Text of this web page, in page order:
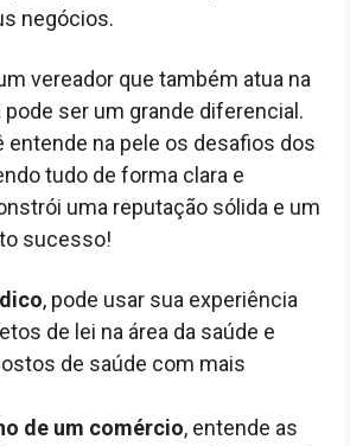
negócios.
vereador que também atua na
pode ser um grande diferencial.
entende na pele os desafios dos
tudo de forma clara e
uma reputação sólida e um
sucesso!
, pode usar sua experiência
de lei na área da saúde e
de saúde com mais
de um comércio, entende as